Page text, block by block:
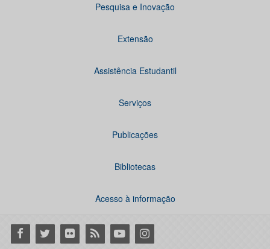
Pesquisa e Inovação
Extensão
Assistência Estudantil
Serviços
Publicações
Bibliotecas
Acesso à informação
Facebook
Twitter Flickr RSS YoutubeInstagram